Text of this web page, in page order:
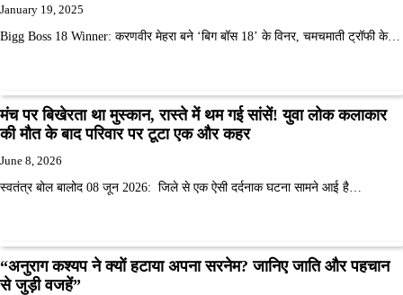
January 19, 2025
Bigg Boss 18 Winner: करणवीर मेहरा बने ‘बिग बॉस 18’ के विनर, चमचमाती ट्रॉफी के…
मंच पर बिखेरता था मुस्कान, रास्ते में थम गई सांसें! युवा लोक कलाकार
की मौत के बाद परिवार पर टूटा एक और कहर
June 8, 2026
स्वतंत्र बोल बालोद 08 जून 2026: जिले से एक ऐसी दर्दनाक घटना सामने आई है…
“अनुराग कश्यप ने क्यों हटाया अपना सरनेम? जानिए जाति और पहचान
से जुड़ी वजहें”